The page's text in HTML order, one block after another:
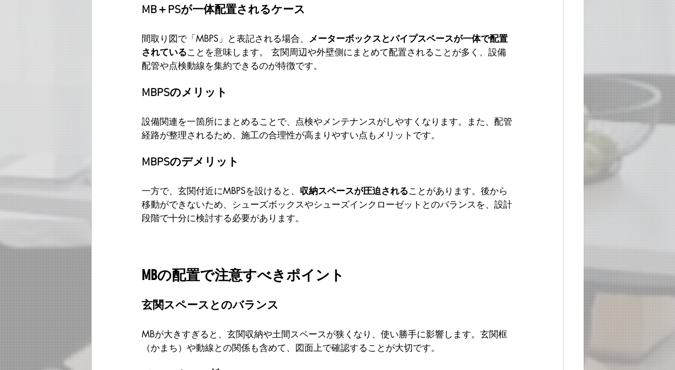
MB＋PSが一体配置されるケース
間取り図で「MBPS」と表記される場合、 メーターボックスとパイプスペースが一体で配置
されていることを意味します。 玄関周辺や外壁側にまとめて配置されることが多く、設備
配管や点検動線を集約できるのが特徴です。
MBPSのメリット
設備関連を一箇所にまとめることで、点検やメンテナンスがしやすくなります。また、配管
経路が整理されるため、施工の合理性が高まりやすい点もメリットです。
MBPSのデメリット
一方で、玄関付近にMBPSを設けると、 収納スペースが圧迫されることがあります。後から
移動ができないため、シューズボックスやシューズインクローゼットとのバランスを、設計
段階で十分に検討する必要があります。
MBの配置で注意すべきポイント
玄関スペースとのバランス
MBが大きすぎると、玄関収納や土間スペースが狭くなり、使い勝手に影響します。玄関框
（かまち）や動線との関係も含めて、図面上で確認することが大切です。